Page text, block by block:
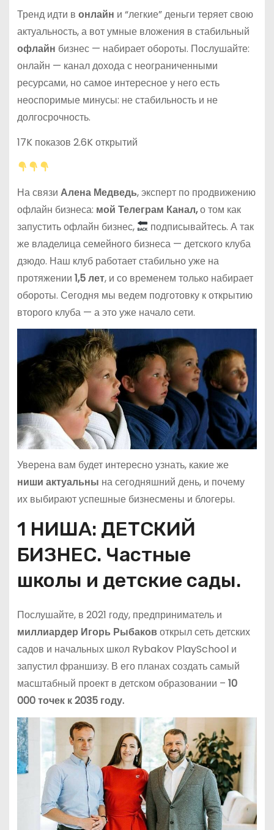
Тренд идти в онлайн и “легкие” деньги теряет свою
актуальность, а вот умные вложения в стабильный
офлайн бизнес — набирает обороты. Послушайте:
онлайн — канал дохода с неограниченными
ресурсами, но самое интересное у него есть
неоспоримые минусы: не стабильность и не
долгосрочность.
17K показов 2.6K открытий
На связи Алена Медведь, эксперт по продвижению
офлайн бизнеса: мой Телеграм Канал,о том как
запустить офлайн бизнес,
подписывайтесь. А так
же владелица семейного бизнеса — детского клуба
дзюдо. Наш клуб работает стабильно уже на
протяжении 1,5 лет, и со временем только набирает
обороты. Сегодня мы ведем подготовку к открытию
второго клуба — а это уже начало сети.
Уверена вам будет интересно узнать, какие же
ниши актуальны на сегодняшний день, и почему
их выбирают успешные бизнесмены и блогеры.
1 НИША: ДЕТСКИЙ
БИЗНЕС. Частные
школы и детские сады.
Послушайте, в 2021 году, предприниматель и
миллиардер Игорь Рыбаковоткрыл сеть детских
садов и начальных школ Rybakov PlaySchool и
запустил франшизу. В его планах создать самый
масштабный проект в детском образовании – 10
000 точек к 2035 году.